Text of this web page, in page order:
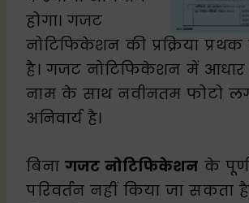
होगा। गजट
नोटिफिकेशन की प्रक्रिया
है। गजट नोटिफिकेशन में
नाम के साथ नवीनतम फोटो
अनिवार्य है।
बिना गजट नोटिफिकेशन के
परिवर्तन नहीं किया जा सकता